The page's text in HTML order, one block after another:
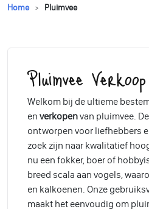
Home Pluimvee
Pluimvee
Welkom bij de ultieme
en verkopenvan pluimvee.
ontworpen voor liefhebbers
zoek zijn naar kwalitatief
nu een fokker, boer of
breed scala aan vogels,
en kalkoenen. Onze
maakt het eenvoudig om